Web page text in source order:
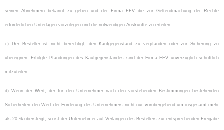
seinen Abnehmern bekannt zu geben und der Firma FFV die zur Geltendmachung der Rechte
erforderlichen Unterlagen vorzulegen und die notwendigen Auskünfte zu erteilen.
c) Der Besteller ist nicht berechtigt, den Kaufgegenstand zu verpfänden oder zur Sicherung zu
übereignen. Erfolgte Pfändungen des Kaufgegenstandes sind der Firma FFV unverzüglich schriftlich
mitzuteilen.
d) Wenn der Wert, der für den Unternehmer nach den vorstehenden Bestimmungen bestehenden
Sicherheiten den Wert der Forderung des Unternehmers nicht nur vorübergehend um insgesamt mehr
als 20 % übersteigt, so ist der Unternehmer auf Verlangen des Bestellers zur entsprechenden Freigabe